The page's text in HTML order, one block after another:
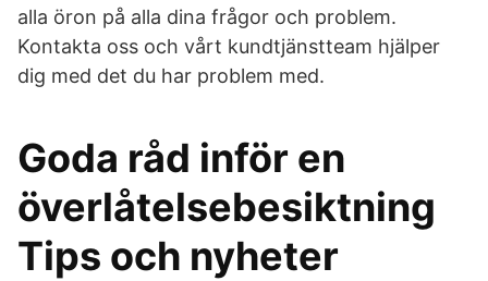
alla öron på alla dina frågor och problem.
Kontakta oss och vårt kundtjänstteam hjälper
dig med det du har problem med.
Goda råd inför en
överlåtelsebesiktning
Tips och nyheter